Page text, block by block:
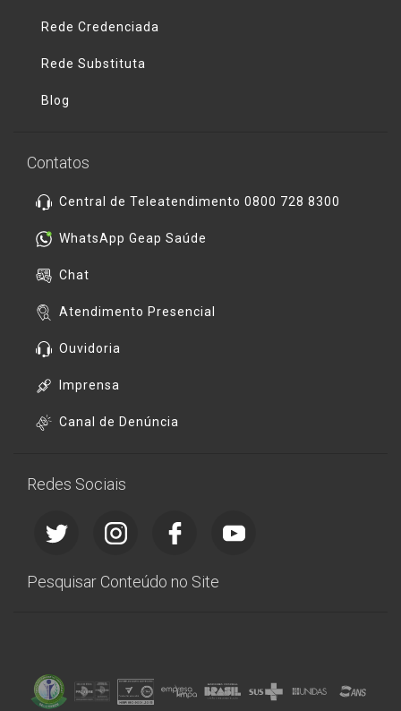
Rede Credenciada
Rede Substituta
Blog
Contatos
Central de Teleatendimento 0800 728 8300
WhatsApp Geap Saúde
Chat
Atendimento Presencial
Ouvidoria
Imprensa
Canal de Denúncia
Redes Sociais
Pesquisar Conteúdo no Site